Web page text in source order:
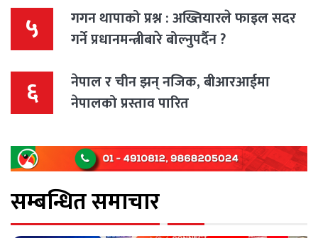
५
गगन थापाको प्रश्न : अख्तियारले फाइल सदर
गर्ने प्रधानमन्त्रीबारे बोल्नुपर्दैन ?
६
नेपाल र चीन झन् नजिक, बीआरआईमा
नेपालको प्रस्ताव पारित
सम्बन्धित समाचार